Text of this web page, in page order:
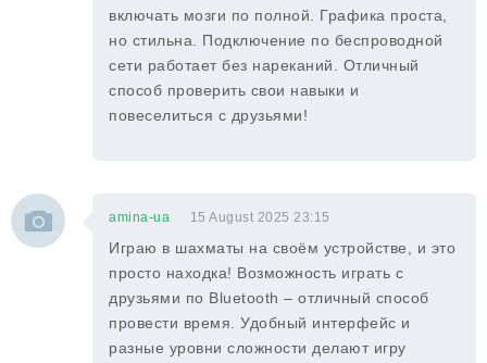
включать мозги по полной. Графика проста,
но стильна. Подключение по беспроводной
сети работает без нареканий. Отличный
способ проверить свои навыки и
повеселиться с друзьями!
amina-ua 15 August 2025 23:15
Играю в шахматы на своём устройстве, и это
просто находка! Возможность играть с
друзьями по Bluetooth – отличный способ
провести время. Удобный интерфейс и
разные уровни сложности делают игру